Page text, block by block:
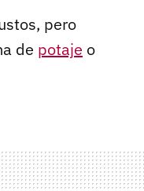
pero
de potaje o